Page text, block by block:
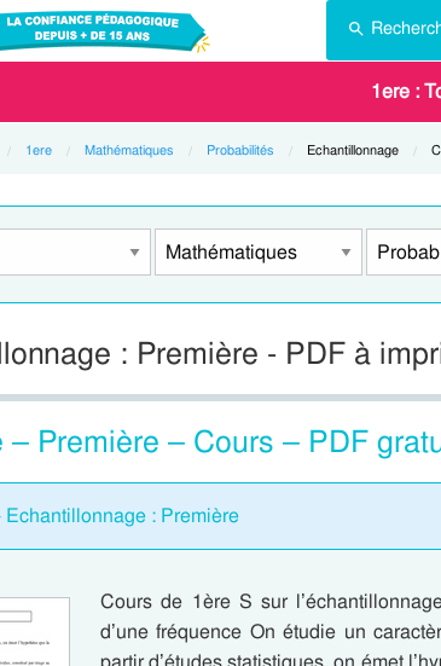
1ere :
1ere Mathématiques Probabilités Current:
Echantillonnage
: Première - PDF à
– Première – Cours – PDF
Echantillonnage : Première
Cours de 1ère S sur
d’une fréquence On étudie un